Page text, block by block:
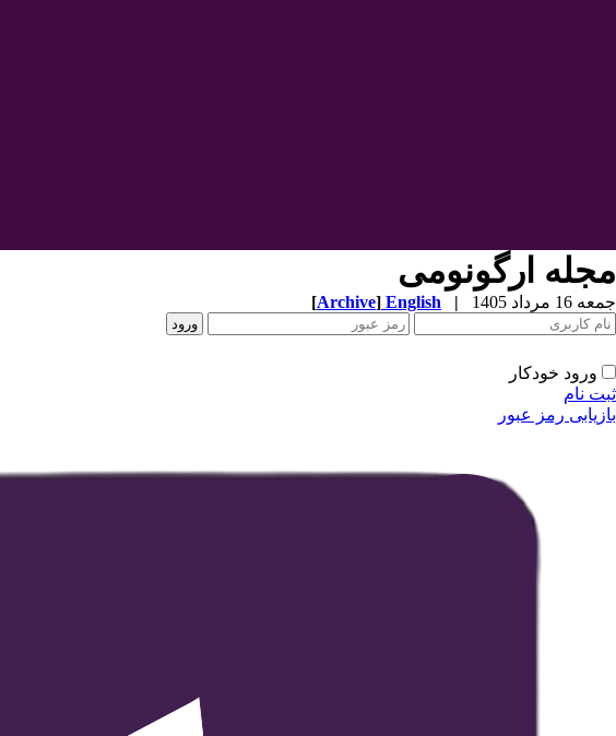
مجله ارگونومی
جمعه 16 مرداد 1405 |
English
[Archive]
ورود خودکار
ثبت نام
بازیابی رمز عبور